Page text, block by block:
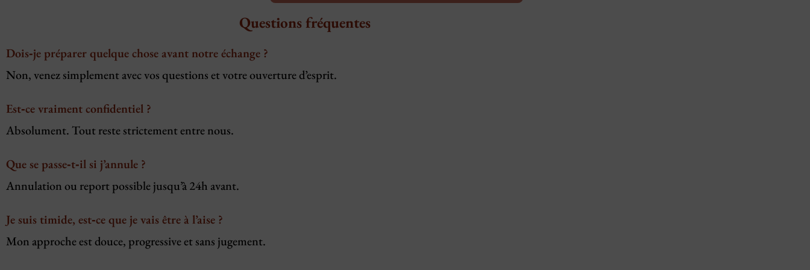
Questions fréquentes
Dois‑je préparer quelque chose avant notre échange ?
Non, venez simplement avec vos questions et votre ouverture d’esprit.
Est‑ce vraiment confidentiel ?
Absolument. Tout reste strictement entre nous.
Que se passe‑t‑il si j’annule ?
Annulation ou report possible jusqu’à 24h avant.
Je suis timide, est‑ce que je vais être à l’aise ?
Mon approche est douce, progressive et sans jugement.